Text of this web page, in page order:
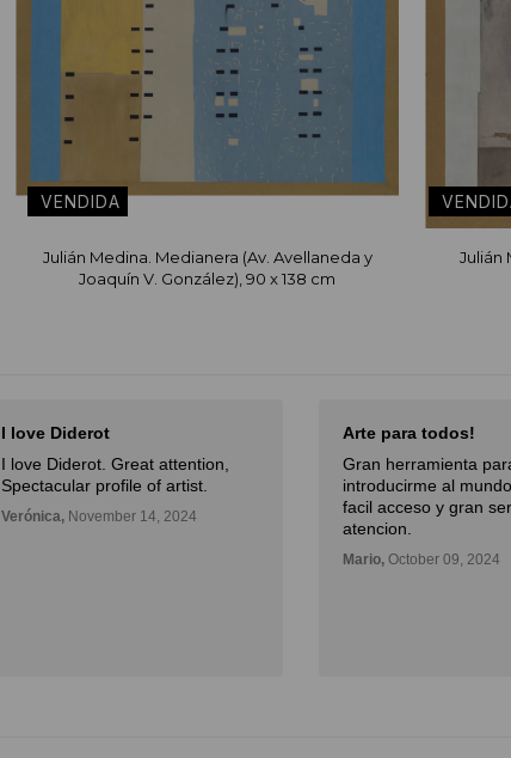
Julián Medina. Medianera (Av. Avellaneda y
Joaquín V. González), 90 x 138 cm
Julián
I love Diderot
I love Diderot. Great attention,
Spectacular profile of artist.
Verónica, November 14, 2024
Arte para todos!
Gran herramienta
introducirme al
facil acceso y gran
atencion.
Mario, October 09, 2024